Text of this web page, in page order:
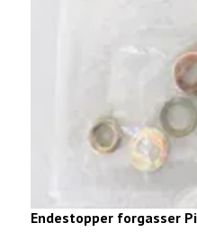
Endestopper forgasser